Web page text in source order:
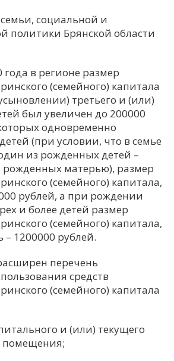
Р
Т
Х
Я
социальной и
политики Брянской области
года в регионе размер
(семейного) капитала
третьего и (или)
был увеличен до 200000
одновременно
(при условии, что в семье
из рожденных детей –
рожденных матерью), размер
(семейного) капитала,
рублей, а при рождении
и более детей размер
(семейного) капитала,
– 1200000 рублей.
перечень
средств
(семейного) капитала
и (или) текущего
помещения;